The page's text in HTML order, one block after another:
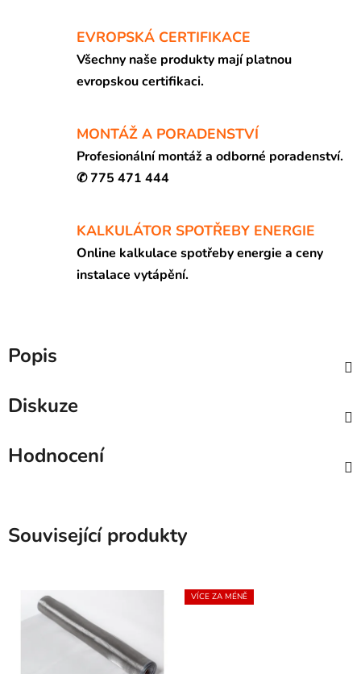
EVROPSKÁ CERTIFIKACE
Všechny naše produkty mají platnou
evropskou certifikaci.
MONTÁŽ A PORADENSTVÍ
Profesionální montáž a odborné poradenství.
✆ 775 471 444
KALKULÁTOR SPOTŘEBY ENERGIE
Online kalkulace spotřeby energie a ceny
instalace vytápění.
Popis
Diskuze
Hodnocení
Související produkty
VÍCE ZA MÉNĚ